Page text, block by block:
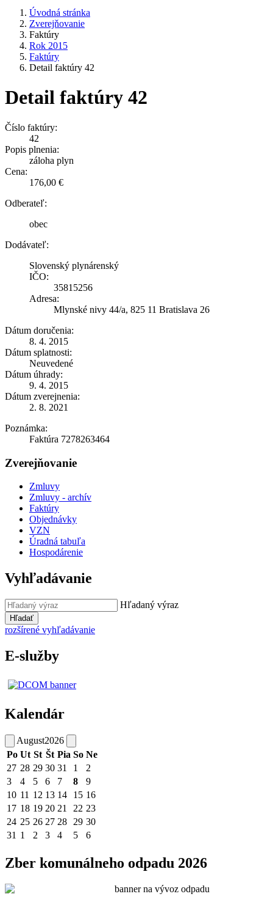
Úvodná stránka
Zverejňovanie
Faktúry
Rok 2015
Faktúry
Detail faktúry 42
Detail faktúry 42
Číslo faktúry:
42
Popis plnenia:
záloha plyn
Cena:
176,00 €
Odberateľ:
obec
Dodávateľ:
Slovenský plynárenský
IČO:
35815256
Adresa:
Mlynské nivy 44/a, 825 11 Bratislava 26
Dátum doručenia:
8. 4. 2015
Dátum splatnosti:
Neuvedené
Dátum úhrady:
9. 4. 2015
Dátum zverejnenia:
2. 8. 2021
Poznámka:
Faktúra 7278263464
Zverejňovanie
Zmluvy
Zmluvy - archív
Faktúry
Objednávky
VZN
Úradná tabuľa
Hospodárenie
Vyhľadávanie
Hľadaný výraz
Hľadať
rozšírené vyhľadávanie
E-služby
Kalendár
August2026
Po Ut St Št Pia So Ne
27 28 29 30 31 1
2
3
4 5 6 7 8
9
10 11 12 13 14 15 16
17 18 19 20 21 22 23
24 25 26 27 28 29 30
31 1 2 3 4 5 6
Zber komunálneho odpadu 2026